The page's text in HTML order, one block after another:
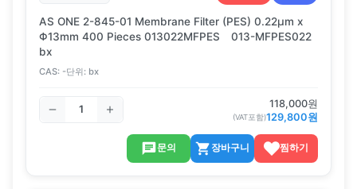
AS ONE 2-845-01 Membrane Filter (PES) 0.22μm x
Φ13mm 400 Pieces 013022MFPES 013-MFPES022
bx
CAS: -단위: bx
118,000원
(VAT포함)129,800원
문의 장바구니 찜하기